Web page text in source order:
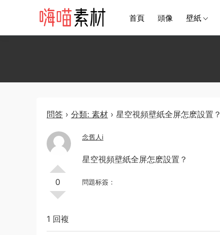
首頁 頭像 壁紙
問答 › 分類: 素材 › 星空視頻壁紙全屏怎麽設置？
0
念舊人i
星空視頻壁紙全屏怎麽設置？
問題标簽：
1 回複